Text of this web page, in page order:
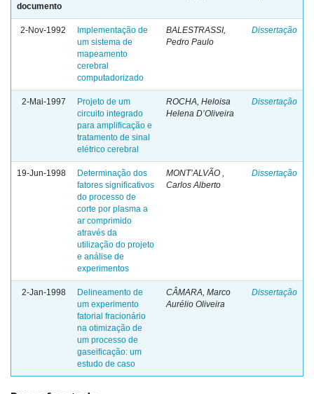
documento
2-Nov-1992
Implementação de
um sistema de
mapeamento
cerebral
computadorizado
BALESTRASSI,
Pedro Paulo
Dissertação
2-Mai-1997
Projeto de um
circuito integrado
para amplificação e
tratamento de sinal
elétrico cerebral
ROCHA, Heloisa
Helena D’Oliveira
Dissertação
19-Jun-1998
Determinação dos
fatores significativos
do processo de
corte por plasma a
ar comprimido
através da
utilização do projeto
e análise de
experimentos
MONT’ALVÃO ,
Carlos Alberto
Dissertação
2-Jan-1998
Delineamento de
um experimento
fatorial fracionário
na otimização de
um processo de
gaseificação: um
estudo de caso
CÂMARA, Marco
Aurélio Oliveira
Dissertação